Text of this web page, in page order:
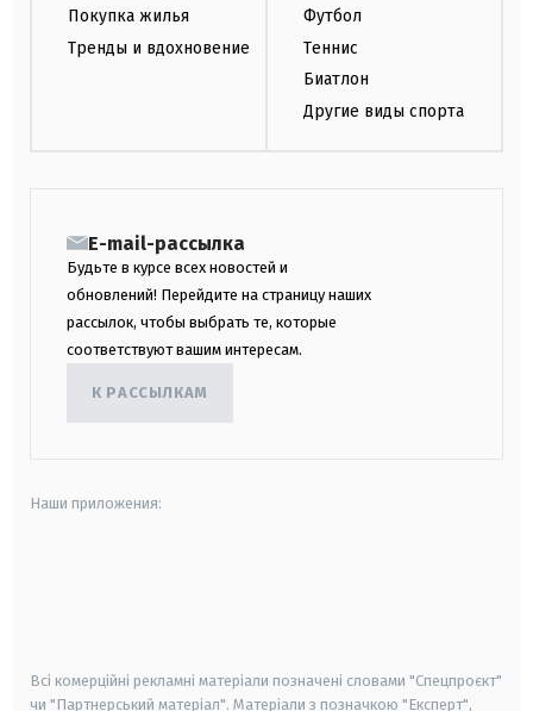
Покупка жилья
Тренды и вдохновение
Футбол
Теннис
Биатлон
Другие виды спорта
E-mail-рассылка
Будьте в курсе всех новостей и
обновлений! Перейдите на страницу наших
рассылок, чтобы выбрать те, которые
соответствуют вашим интересам.
К РАССЫЛКАМ
Наши приложения:
Всі комерційні рекламні матеріали позначені словами "Спецпроєкт"
чи "Партнерський матеріал". Матеріали з позначкою "Експерт",